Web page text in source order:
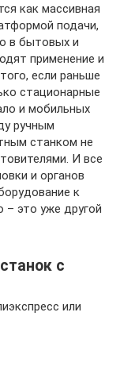
как массивная
подачи,
в бытовых и
применение и
если раньше
стационарные
и мобильных
ручным
станком не
И все
и органов
к
– это уже другой
с
или